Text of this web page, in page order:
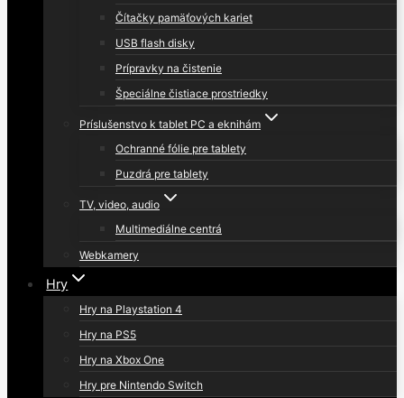
Čítačky pamäťových kariet
USB flash disky
Prípravky na čistenie
Špeciálne čistiace prostriedky
Príslušenstvo k tablet PC a eknihám
Ochranné fólie pre tablety
Puzdrá pre tablety
TV, video, audio
Multimediálne centrá
Webkamery
Hry
Hry na Playstation 4
Hry na PS5
Hry na Xbox One
Hry pre Nintendo Switch